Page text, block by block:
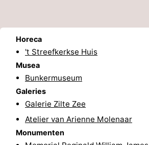
Parkeren
Reisboekenwinkel
Nieuws
Medische
Zeeland
Horeca
't Streefkerkse Huis
Musea
Bunkermuseum
Galeries
Galerie Zilte Zee
Atelier van Arienne Molenaar
Monumenten